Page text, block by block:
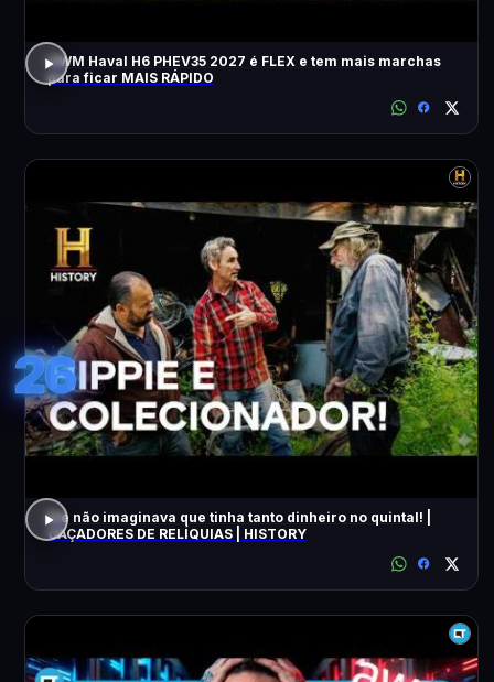
GWM Haval H6 PHEV35 2027 é FLEX e tem mais marchas
para ficar MAIS RÁPIDO
26
Ele não imaginava que tinha tanto dinheiro no quintal! |
CAÇADORES DE RELÍQUIAS | HISTORY